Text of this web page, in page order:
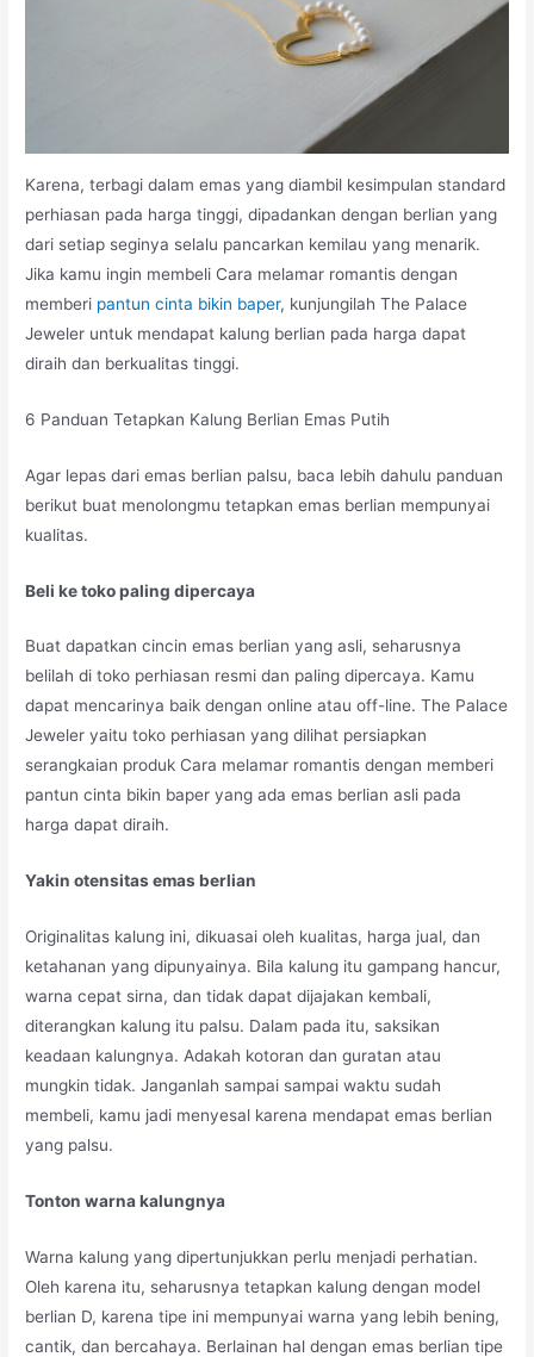
Karena, terbagi dalam emas yang diambil kesimpulan standard
perhiasan pada harga tinggi, dipadankan dengan berlian yang
dari setiap seginya selalu pancarkan kemilau yang menarik.
Jika kamu ingin membeli Cara melamar romantis dengan
memberi pantun cinta bikin baper, kunjungilah The Palace
Jeweler untuk mendapat kalung berlian pada harga dapat
diraih dan berkualitas tinggi.
6 Panduan Tetapkan Kalung Berlian Emas Putih
Agar lepas dari emas berlian palsu, baca lebih dahulu panduan
berikut buat menolongmu tetapkan emas berlian mempunyai
kualitas.
Beli ke toko paling dipercaya
Buat dapatkan cincin emas berlian yang asli, seharusnya
belilah di toko perhiasan resmi dan paling dipercaya. Kamu
dapat mencarinya baik dengan online atau off-line. The Palace
Jeweler yaitu toko perhiasan yang dilihat persiapkan
serangkaian produk Cara melamar romantis dengan memberi
pantun cinta bikin baper yang ada emas berlian asli pada
harga dapat diraih.
Yakin otensitas emas berlian
Originalitas kalung ini, dikuasai oleh kualitas, harga jual, dan
ketahanan yang dipunyainya. Bila kalung itu gampang hancur,
warna cepat sirna, dan tidak dapat dijajakan kembali,
diterangkan kalung itu palsu. Dalam pada itu, saksikan
keadaan kalungnya. Adakah kotoran dan guratan atau
mungkin tidak. Janganlah sampai sampai waktu sudah
membeli, kamu jadi menyesal karena mendapat emas berlian
yang palsu.
Tonton warna kalungnya
Warna kalung yang dipertunjukkan perlu menjadi perhatian.
Oleh karena itu, seharusnya tetapkan kalung dengan model
berlian D, karena tipe ini mempunyai warna yang lebih bening,
cantik, dan bercahaya. Berlainan hal dengan emas berlian tipe